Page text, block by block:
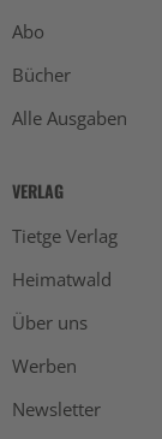
Abo
Bücher
Alle Ausgaben
VERLAG
Tietge Verlag
Heimatwald
Über uns
Werben
Newsletter